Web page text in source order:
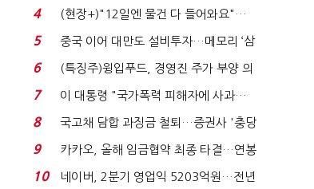
요"…'덜 똘똘한 한 채' 20...
4
(현장+)"12일엔 물건 다 들어와요"…
빈 매대 채우며 문 연 ...
5
중국 이어 대만도 설비투자…메모리 ‘삼
국전쟁’
6
(특징주)윙입푸드, 경영진 주가 부양 의
지에 상한가...
7
이 대통령 "국가폭력 피해자에 사과…
적극적 조사로 진...
8
국고채 담합 과징금 철퇴…증권사 '충당
금 폭탄' 우려...
9
카카오, 올해 임금협약 최종 타결…연봉
6.3% 인상·격려...
10
네이버, 2분기 영업익 5203억원…전년